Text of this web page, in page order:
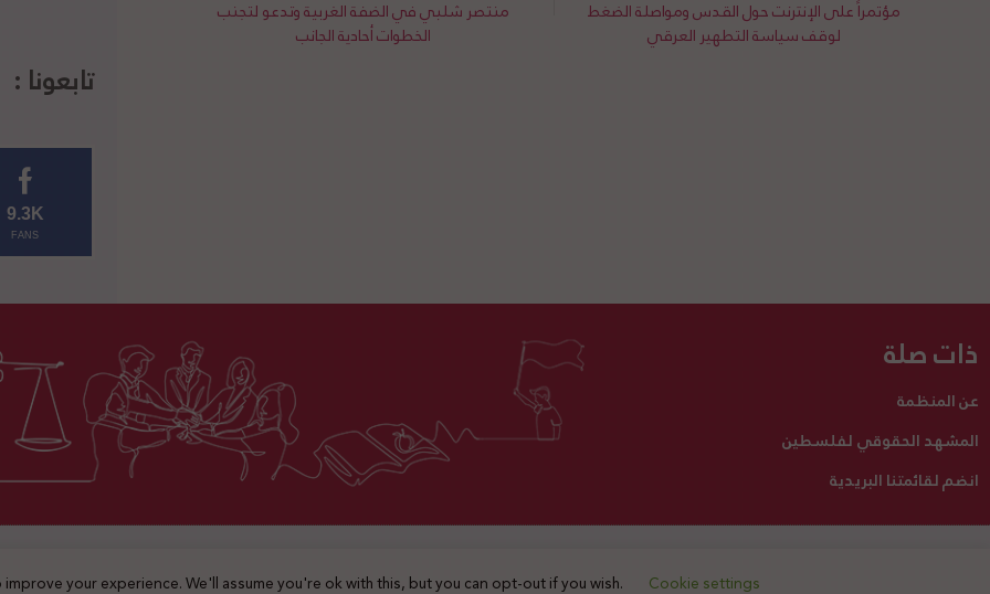
منتصر شلبي في الضفة الغربية وتدعو لتجنب
الخطوات أحادية الجانب
مؤتمراً على الإنترنت حول القدس ومواصلة الضغط
لوقف سياسة التطهير العرقي
تابعونا :
9.3K
FANS
ذات صلة
عن المنظمة
المشهد الحقوقي لفلسطين
انضم لقائمتنا البريدية
اتصل بنا تبرع لنا 2025 © جميع الحقوق محفوظة
your experience. We'll assume you're ok with this, but you can opt-out if you wish. Cookie settings